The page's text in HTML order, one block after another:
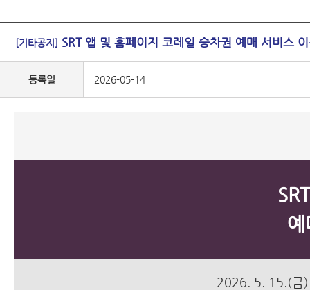
[기타공지] SRT 앱 및 홈페이지 코레일 승차권 예매 서비스
등록일 2026-05-14
2026. 5. 15.(금)